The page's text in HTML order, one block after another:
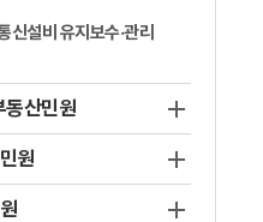
신설비 유지보수·관리
동산민원
원